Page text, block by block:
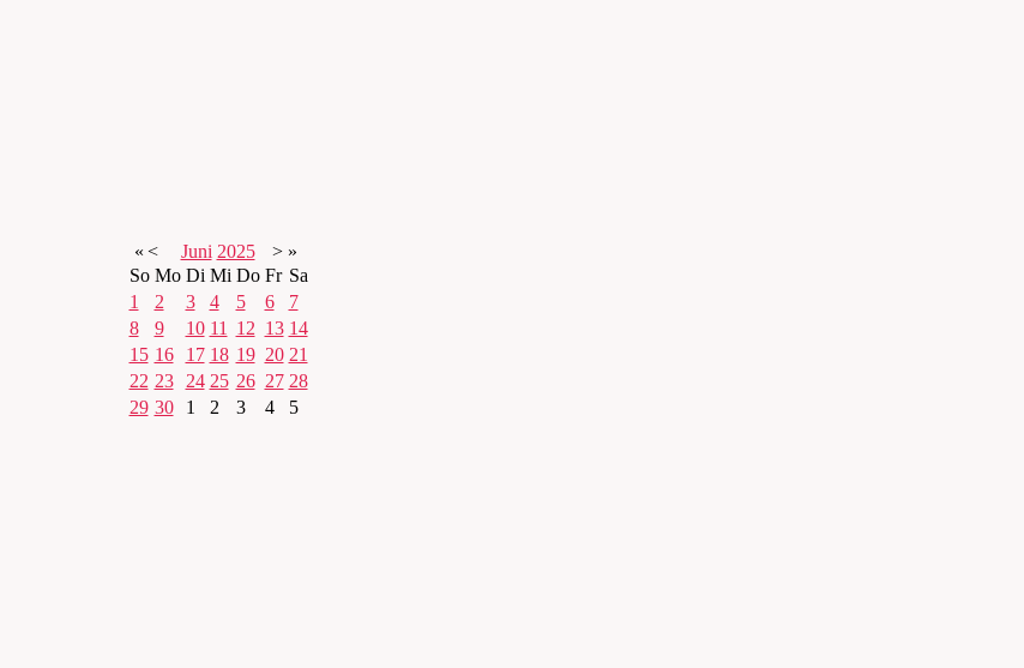
« < Juni 2025 > »
So Mo Di Mi Do Fr Sa
1
2 3 4 5 6
7
8
9 10 11 12 13 14
15 16 17 18 19 20 21
22 23 24 25 26 27 28
29 30 1 2 3 4 5